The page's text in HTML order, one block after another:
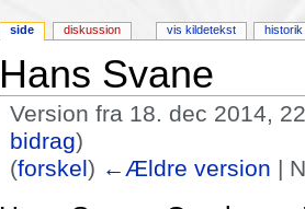
Hans Svane
Version fra 18. dec 2014,
bidrag)
(forskel) ←Ældre version |
side diskussion vis kildetekst historik